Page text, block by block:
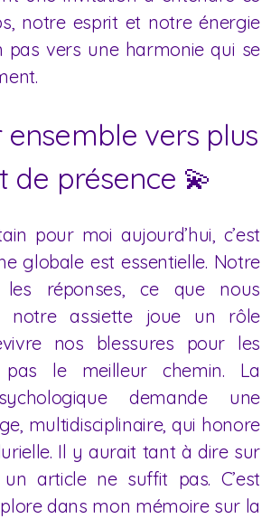
notre esprit et notre énergie
pas vers une harmonie qui se
ensemble vers plus
de présence 💫
pour moi aujourd’hui, c’est
globale est essentielle. Notre
les réponses, ce que nous
notre assiette joue un rôle
nos blessures pour les
pas le meilleur chemin. La
demande une
multidisciplinaire, qui honore
Il y aurait tant à dire sur
article ne suffit pas. C’est
dans mon mémoire sur la